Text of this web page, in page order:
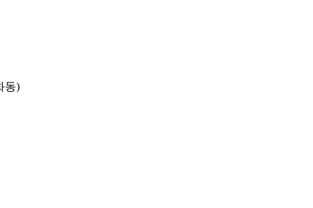
동)